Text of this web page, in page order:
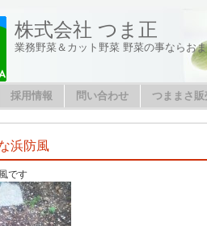
株式会社 つま正
業務野菜＆カット野菜 野菜の事ならお
採用情報 問い合わせ つままさ
浜防風
です